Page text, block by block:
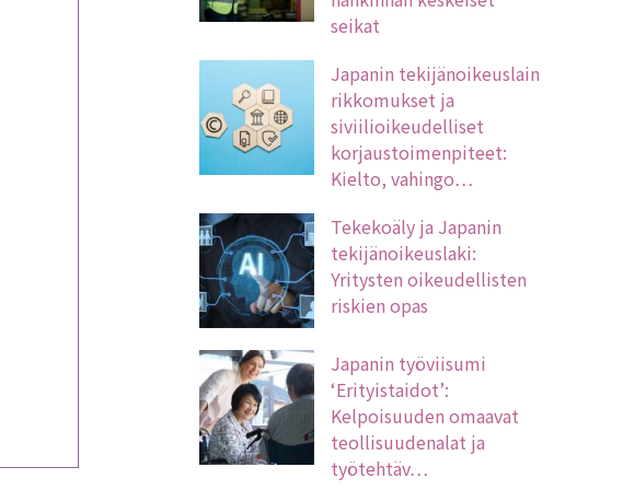
seikat
Japanin tekijänoikeuslain
rikkomukset ja
siviilioikeudelliset
korjaustoimenpiteet:
Kielto, vahingo…
Tekekoäly ja Japanin
tekijänoikeuslaki:
Yritysten oikeudellisten
riskien opas
Japanin työviisumi
‘Erityistaidot’:
Kelpoisuuden omaavat
teollisuudenalat ja
työtehtäv…